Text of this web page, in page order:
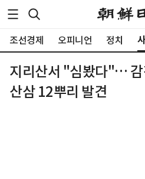
조선경제 오피니언 정치
지리산서 "심봤다"…
산삼 12뿌리 발견